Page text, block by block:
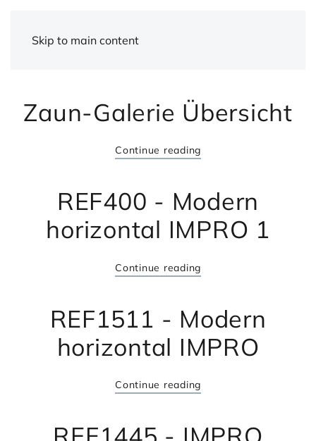
Skip to main content
Zaun-Galerie Übersicht
Continue reading
REF400 - Modern
horizontal IMPRO 1
Continue reading
REF1511 - Modern
horizontal IMPRO
Continue reading